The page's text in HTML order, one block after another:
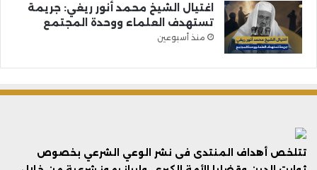
اغتيال الشيخ محمد أنور ريغي: جريمة
تستهدف العلماء ووحدة المجتمع
منذ أسبوعين
تتلخص أهداف المنتدى فى نشر الوعي الشرعي بخصوص